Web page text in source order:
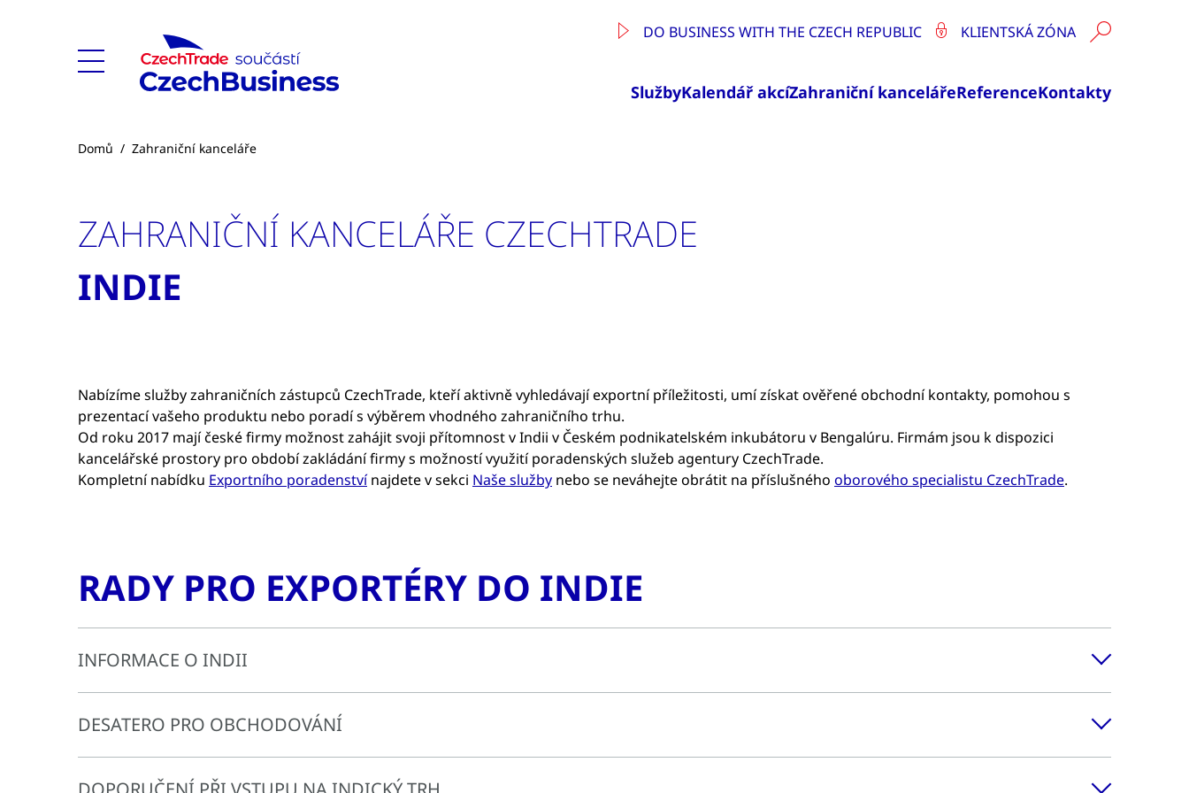
DO BUSINESS WITH THE CZECH REPUBLIC KLIENTSKÁ ZÓNA
SlužbyKalendář akcíZahraniční kancelářeReferenceKontakty
Domů / Zahraniční kanceláře
ZAHRANIČNÍ KANCELÁŘE CZECHTRADE
INDIE
Nabízíme služby zahraničních zástupců CzechTrade, kteří aktivně vyhledávají exportní příležitosti, umí získat ověřené obchodní kontakty, pomohou s
prezentací vašeho produktu nebo poradí s výběrem vhodného zahraničního trhu.
Od roku 2017 mají české firmy možnost zahájit svoji přítomnost v Indii v Českém podnikatelském inkubátoru v Bengalúru. Firmám jsou k dispozici
kancelářské prostory pro období zakládání firmy s možností využití poradenských služeb agentury CzechTrade.
Kompletní nabídku Exportního poradenstvínajdete v sekci Naše služby nebo se neváhejte obrátit na příslušného oborového specialistu CzechTrade.
RADY PRO EXPORTÉRY DO INDIE
INFORMACE O INDII
rádi zdůrazňují, že veškerého pokroku posledních let dosáhla Indie v prostředí stabilní demokracie a tržní ekonomiky.
DESATERO PRO OBCHODOVÁNÍ